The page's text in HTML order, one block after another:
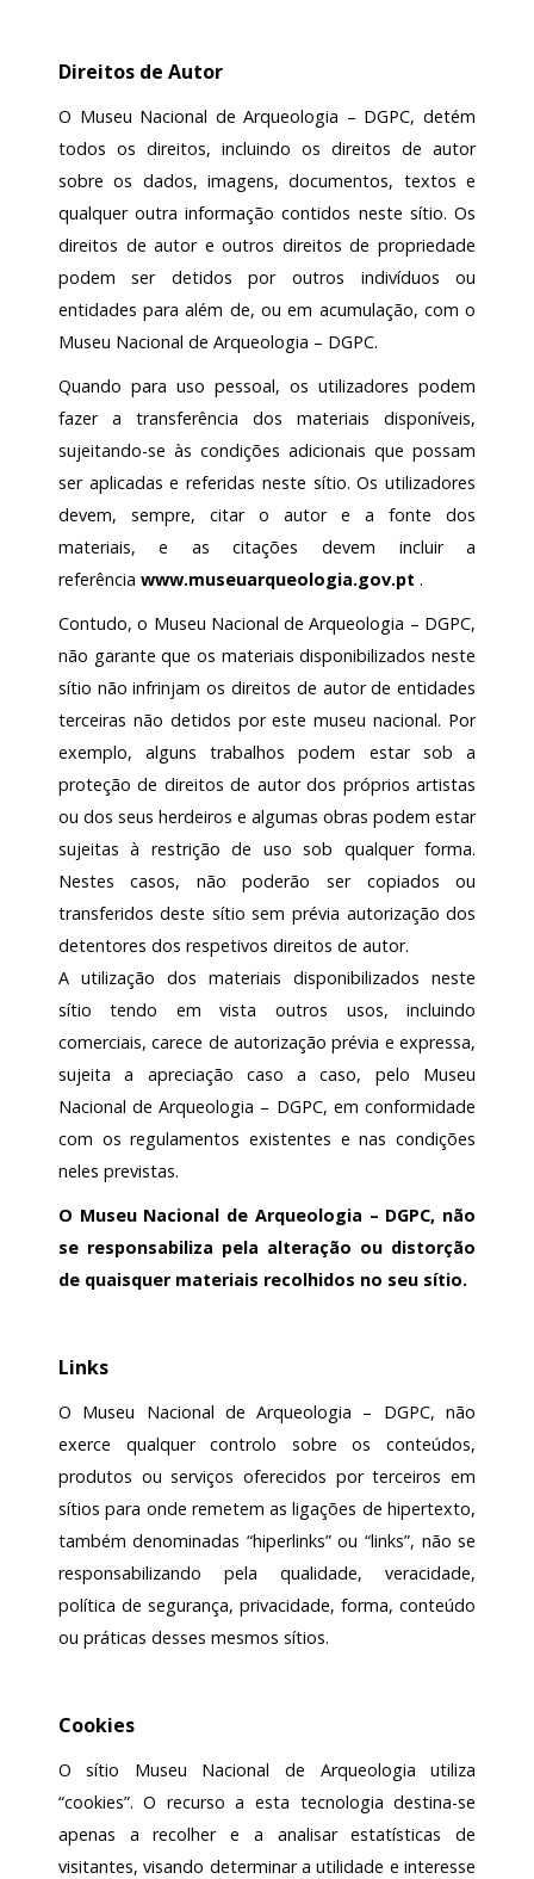
Direitos de Autor
O Museu Nacional de Arqueologia – DGPC, detém
todos os direitos, incluindo os direitos de autor
sobre os dados, imagens, documentos, textos e
qualquer outra informação contidos neste sítio. Os
direitos de autor e outros direitos de propriedade
podem ser detidos por outros indivíduos ou
entidades para além de, ou em acumulação, com o
Museu Nacional de Arqueologia – DGPC.
Quando para uso pessoal, os utilizadores podem
fazer a transferência dos materiais disponíveis,
sujeitando-se às condições adicionais que possam
ser aplicadas e referidas neste sítio. Os utilizadores
devem, sempre, citar o autor e a fonte dos
materiais, e as citações devem incluir a
referência www.museuarqueologia.gov.pt .
Contudo, o Museu Nacional de Arqueologia – DGPC,
não garante que os materiais disponibilizados neste
sítio não infrinjam os direitos de autor de entidades
terceiras não detidos por este museu nacional. Por
exemplo, alguns trabalhos podem estar sob a
proteção de direitos de autor dos próprios artistas
ou dos seus herdeiros e algumas obras podem estar
sujeitas à restrição de uso sob qualquer forma.
Nestes casos, não poderão ser copiados ou
transferidos deste sítio sem prévia autorização dos
detentores dos respetivos direitos de autor.
A utilização dos materiais disponibilizados neste
sítio tendo em vista outros usos, incluindo
comerciais, carece de autorização prévia e expressa,
sujeita a apreciação caso a caso, pelo Museu
Nacional de Arqueologia – DGPC, em conformidade
com os regulamentos existentes e nas condições
neles previstas.
O Museu Nacional de Arqueologia – DGPC, não
se responsabiliza pela alteração ou distorção
de quaisquer materiais recolhidos no seu sítio.
Links
O Museu Nacional de Arqueologia – DGPC, não
exerce qualquer controlo sobre os conteúdos,
produtos ou serviços oferecidos por terceiros em
sítios para onde remetem as ligações de hipertexto,
também denominadas “hiperlinks” ou “links”, não se
responsabilizando pela qualidade, veracidade,
política de segurança, privacidade, forma, conteúdo
ou práticas desses mesmos sítios.
Cookies
O sítio Museu Nacional de Arqueologia utiliza
“cookies”. O recurso a esta tecnologia destina-se
apenas a recolher e a analisar estatísticas de
visitantes, visando determinar a utilidade e interesse